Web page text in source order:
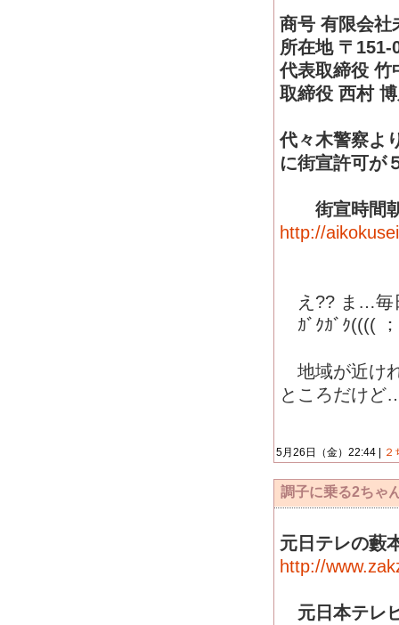
商号 有限会社
所在地 〒151-
代表取締役
取締役 西村
代々木警察よ
に街宣許可が
街宣時間朝
http://
え?? ま…毎
ｶﾞｸｶﾞｸ((((
地域が近け
ところだけど
5月26日（金）22:44 |
調子に乗る2ちゃ
元日テレの藪
http://
元日本テレ